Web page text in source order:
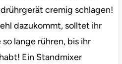
cremig schlagen!
dazukommt, solltet ihr
lange rühren, bis ihr
Ein Standmixer